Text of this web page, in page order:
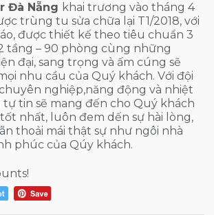
Đà Nẵng khai trương vào tháng 4
trùng tu sửa chữa lại T1/2018, với
được thiết kế theo tiêu chuẩn 3
tầng – 90 phòng cùng những
đại, sang trọng và ấm cúng sẽ
nhu cầu của Quý khách. Với đội
nghiệp,năng động và nhiệt
tin sẽ mang đến cho Quý khách
nhất, luôn đem dến sự hài lòng,
thoải mái thật sự như ngôi nhà
phúc của Qúy khách.